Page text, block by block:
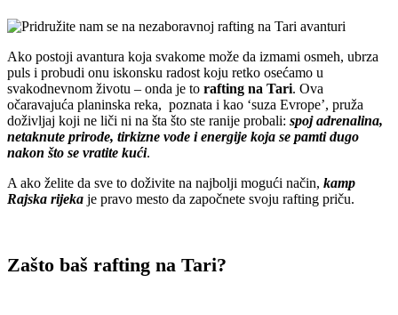
Ako postoji avantura koja svakome može da izmami osmeh, ubrza
puls i probudi onu iskonsku radost koju retko osećamo u
svakodnevnom životu – onda je to rafting na Tari. Ova
očaravajuća planinska reka, poznata i kao ‘suza Evrope’, pruža
doživljaj koji ne liči ni na šta što ste ranije probali: spoj adrenalina,
netaknute prirode, tirkizne vode i energije koja se pamti dugo
nakon što se vratite kući.
A ako želite da sve to doživite na najbolji mogući način, kamp
Rajska rijeka je pravo mesto da započnete svoju rafting priču.
Zašto baš rafting na Tari?